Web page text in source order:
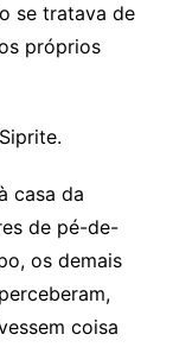
se tratava de
próprios
casa da
de pé-de-
os demais
coisa